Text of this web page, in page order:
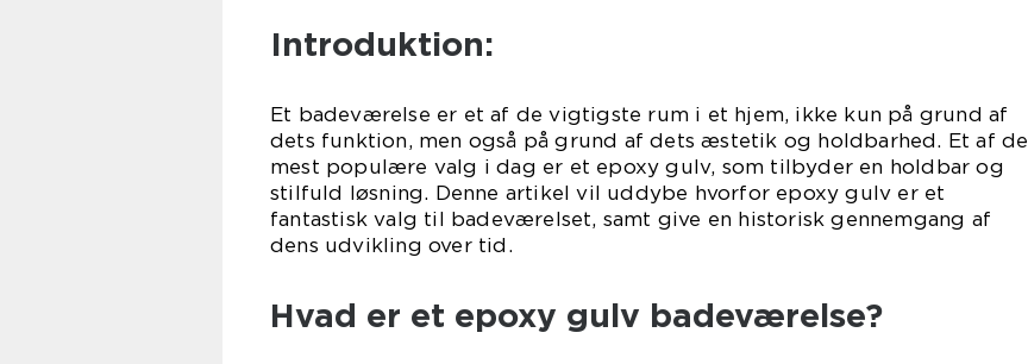
Introduktion:
Et badeværelse er et af de vigtigste rum i et hjem, ikke kun på grund af
dets funktion, men også på grund af dets æstetik og holdbarhed. Et af de
mest populære valg i dag er et epoxy gulv, som tilbyder en holdbar og
stilfuld løsning. Denne artikel vil uddybe hvorfor epoxy gulv er et
fantastisk valg til badeværelset, samt give en historisk gennemgang af
dens udvikling over tid.
Hvad er et epoxy gulv badeværelse?